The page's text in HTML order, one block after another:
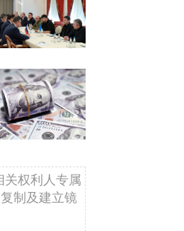
关权利人专属
制及建立镜